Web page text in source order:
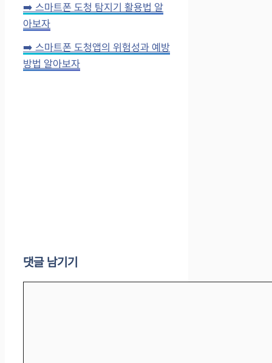
➡️ 스마트폰 도청 탐지기 활용법 알
아보자
➡️ 스마트폰 도청앱의 위험성과 예방
방법 알아보자
댓글 남기기